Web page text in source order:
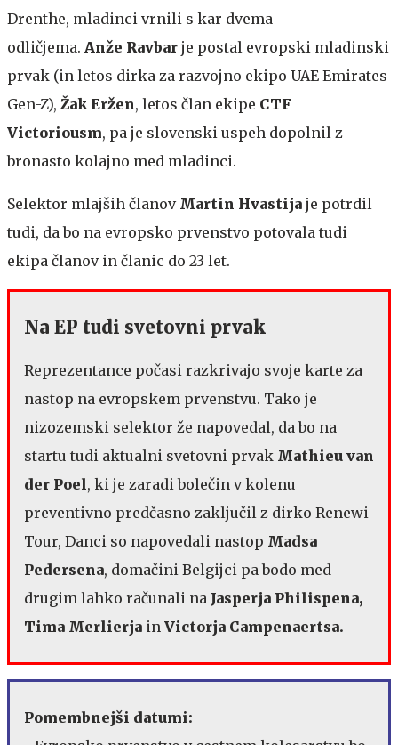
Drenthe, mladinci vrnili s kar dvema
odličjema. Anže Ravbar je postal evropski mladinski
prvak (in letos dirka za razvojno ekipo UAE Emirates
Gen-Z), Žak Eržen, letos član ekipe CTF
Victoriousm, pa je slovenski uspeh dopolnil z
bronasto kolajno med mladinci.
Selektor mlajših članovMartin Hvastija je potrdil
tudi, da bo na evropsko prvenstvo potovala tudi
ekipa članov in članic do 23 let.
Na EP tudi svetovni prvak
Reprezentance počasi razkrivajo svoje karte za
nastop na evropskem prvenstvu. Tako je
nizozemski selektor že napovedal, da bo na
startu tudi aktualni svetovni prvak Mathieu van
der Poel, ki je zaradi bolečin v kolenu
preventivno predčasno zaključil z dirko Renewi
Tour, Danci so napovedali nastop Madsa
Pedersena, domačini Belgijci pa bodo med
drugim lahko računali na Jasperja Philispena,
Tima Merlierja in Victorja Campenaertsa.
Pomembnejši datumi: